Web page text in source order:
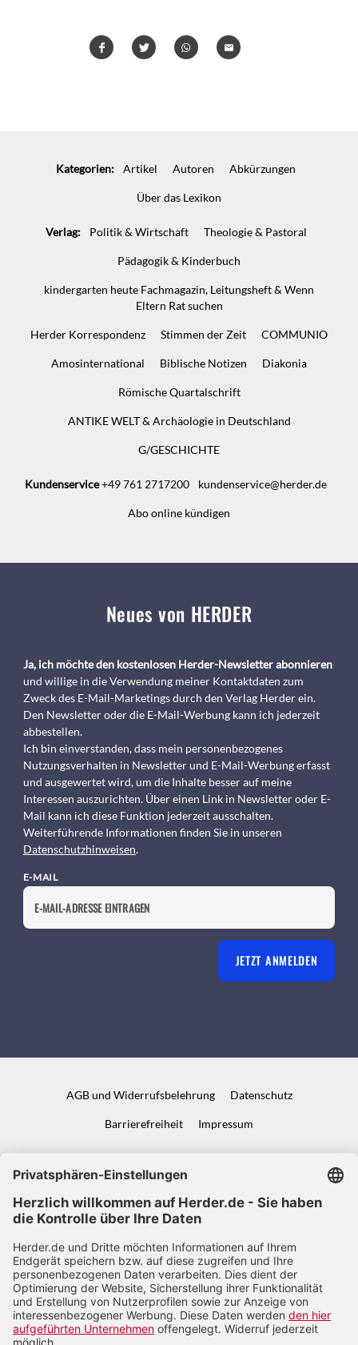
InfosKategorien: Artikel Autoren Abkürzungen
Über das Lexikon
Verlag: Politik & Wirtschaft Theologie & Pastoral
Pädagogik & Kinderbuch
kindergarten heute Fachmagazin, Leitungsheft & Wenn
Eltern Rat suchen
Herder Korrespondenz Stimmen der Zeit COMMUNIO
Amosinternational Biblische Notizen Diakonia
Römische Quartalschrift
ANTIKE WELT & Archäologie in Deutschland
G/GESCHICHTE
Kundenservice+49 761 2717200 kundenservice@herder.de
Abo online kündigen
Neues von HERDER
Ja, ich möchte den kostenlosen Herder-Newsletter abonnieren
und willige in die Verwendung meiner Kontaktdaten zum
Zweck des E-Mail-Marketings durch den Verlag Herder ein.
Den Newsletter oder die E-Mail-Werbung kann ich jederzeit
abbestellen.
Ich bin einverstanden, dass mein personenbezogenes
Nutzungsverhalten in Newsletter und E-Mail-Werbung erfasst
und ausgewertet wird, um die Inhalte besser auf meine
Interessen auszurichten. Über einen Link in Newsletter oder E-
Mail kann ich diese Funktion jederzeit ausschalten.
Weiterführende Informationen finden Sie in unseren
Datenschutzhinweisen.
E-MAIL
JETZT ANMELDEN
AGB und Widerrufsbelehrung Datenschutz
Barrierefreiheit Impressum
VERTRAG WIDERRUFEN